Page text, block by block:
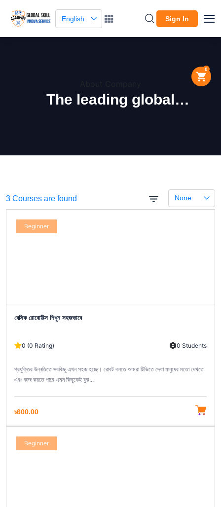
English Sign In
0
The leading global
3 Courses are found None
Beginner
বেসিক রোবোটিক্স শিখুন সহজভাবে
0 (0 Rating) 0 Students
প্রযুক্তির উন্নতিতে সবকিছু এখন সহজ হচ্ছে। রোবট বলতে আমরা টিভিতে দেখা মানুষের মতো দেখতে
এবং কাজ করতে পারে এমন কিছুকেই বুঝ...
৳600.00
Beginner